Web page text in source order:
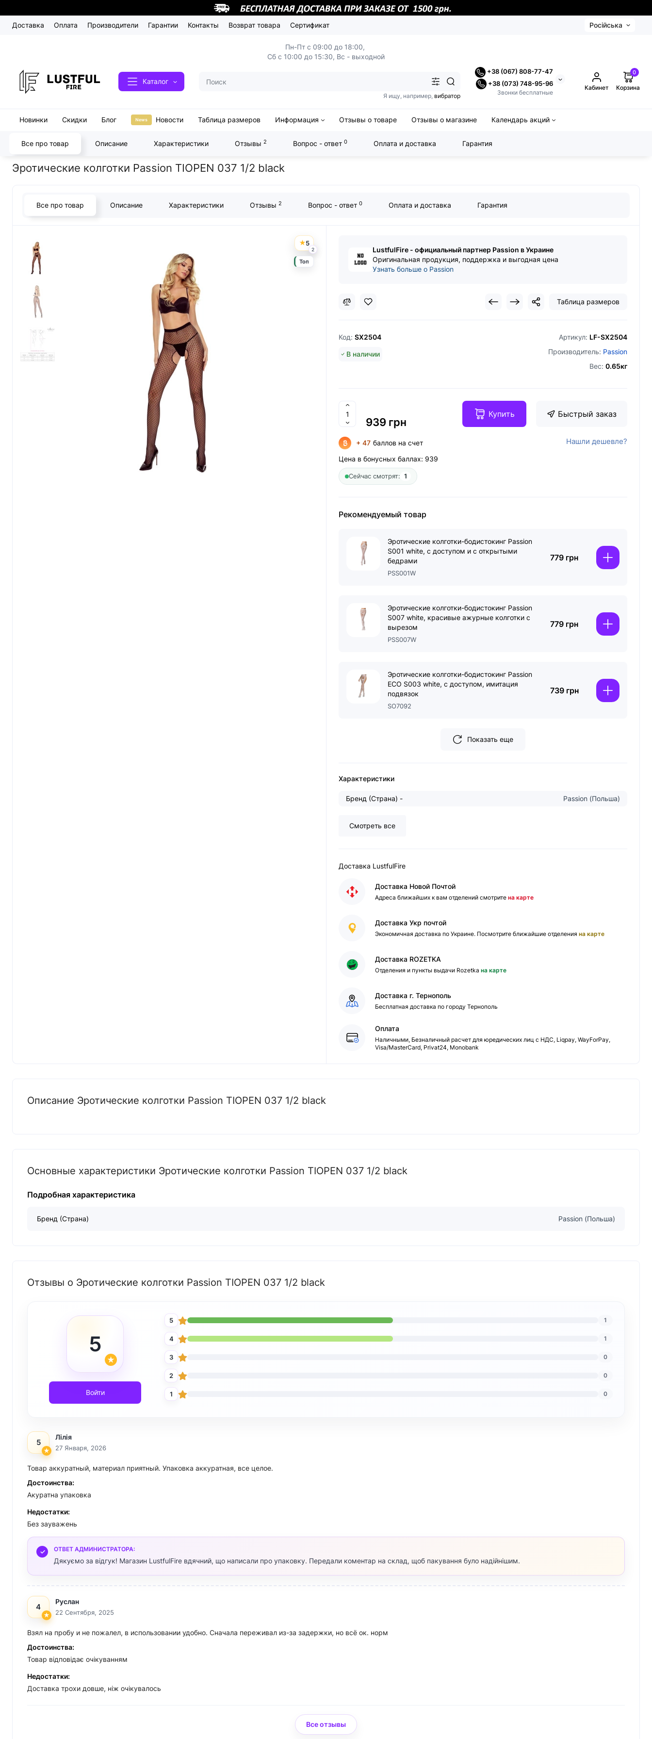
Доставка Оплата Производители Гарантии Контакты Возврат товара Сертификат Російська
Каталог
Пн-Пт с 09:00 до 18:00,
Сб с 10:00 до 15:30, Вс - выходной
+38 (067) 808-77-47
+38 (073) 748-95-96
Звонки бесплатные
Я ищу, например, вибратор
Кабинет
0
Корзина
Новинки Скидки Блог News Новости Таблица размеров Информация Отзывы о товаре Отзывы о магазине Календарь акций
Все про товар Описание Характеристики Отзывы 2 Вопрос - ответ 0 Оплата и доставка Гарантия
Главная Белье и одежда Эротические колготки Passion TIOPEN 037 1/2 black
Эротические колготки Passion TIOPEN 037 1/2 black
Російська
Все про товар Описание Характеристики Отзывы 2 Вопрос - ответ 0 Оплата и доставка Гарантия
5
2
Топ
LustfulFire - официальный партнер Passion в Украине
Оригинальная продукция, поддержка и выгодная цена
Узнать больше о Passion
Таблица размеров
Код: SX2504 Артикул: LF-SX2504
Производитель: Passion
В наличии
Вес: 0.65кг
939 грн
Купить Быстрый заказ
+ 47 баллов на счет Нашли дешевле?
Цена в бонусных баллах: 939
Сейчас смотрят: 1
Рекомендуемый товар
Эротические колготки-бодистокинг Passion
S001 white, с доступом и с открытыми
бедрами
PSS001W
779 грн
Эротические колготки-бодистокинг Passion
S007 white, красивые ажурные колготки с
вырезом
PSS007W
779 грн
Эротические колготки-бодистокинг Passion
ECO S003 white, с доступом, имитация
подвязок
SO7092
739 грн
Показать еще
Характеристики
Бренд (Страна) - Passion (Польша)
Смотреть все
Доставка LustfulFire
Доставка Новой Почтой
Адреса ближайших к вам отделений смотрите на карте
Доставка Укр почтой
Экономичная доставка по Украине. Посмотрите ближайшие отделения на карте
Доставка ROZETKA
Отделения и пункты выдачи Rozetka на карте
Доставка г. Тернополь
Бесплатная доставка по городу Тернополь
Оплата
Наличными, Безналичный расчет для юредических лиц с НДС, Liqpay, WayForPay,
Visa/MasterCard, Privat24, Monobank
Описание Эротические колготки Passion TIOPEN 037 1/2 black
Основные характеристики Эротические колготки Passion TIOPEN 037 1/2 black
Подробная характеристика
Бренд (Страна) Passion (Польша)
Отзывы о Эротические колготки Passion TIOPEN 037 1/2 black
5
Войти
5 1
4 1
3 0
2 0
1 0
5
Лілія
27 Января, 2026
Товар аккуратный, материал приятный. Упаковка аккуратная, все целое.
Достоинства:
Акуратна упаковка
Недостатки:
Без зауважень
ОТВЕТ АДМИНИСТРАТОРА:
Дякуємо за відгук! Магазин LustfulFire вдячний, що написали про упаковку. Передали коментар на склад, щоб пакування було надійнішим.
4
Руслан
22 Сентября, 2025
Взял на пробу и не пожалел, в использовании удобно. Сначала переживал из-за задержки, но всё ок. норм
Достоинства:
Товар відповідає очікуванням
Недостатки:
Доставка трохи довше, ніж очікувалось
Все отзывы